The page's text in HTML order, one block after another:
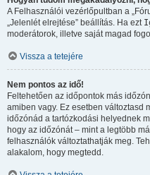
A Felhasználói vezérlőpultban a
„Jelenlét elrejtése” beállítás. Ha ezt
moderátorok, illetve saját magad
Vissza a tetejére
Nem pontos az idő!
Feltehetően az időpontok más
amiben vagy. Ez esetben változtasd
időzónád a tartózkodási helyednek
hogy az időzónát – mint a legtöbb
felhasználók változtathatják meg.
alakalom, hogy megtedd.